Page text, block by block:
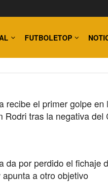
FUTBOLETOP
recibe el primer golpe en
Rodri tras la negativa del
da por perdido el fichaje
a otro objetivo